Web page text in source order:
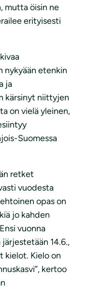
mutta öisin ne
erityisesti
nykyään etenkin
ja
kärsinyt niittyjen
on vielä yleinen,
Suomessa
retket
vuodesta
opas on
jo kahden
vuonna
14.6.,
kielot. Kielo on
kertoo